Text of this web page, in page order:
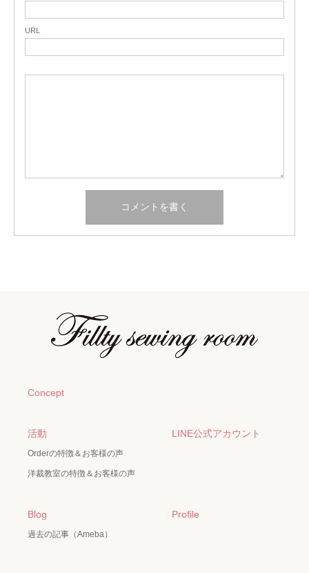
URL
Concept
活動
Orderの特徴＆お客様の声
洋裁教室の特徴＆お客様の声
LINE公式アカウント
Blog
過去の記事（Ameba）
Profile